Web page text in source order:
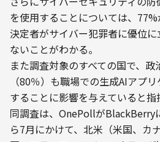
を使用することについては、
決定者がサイバー犯罪者に優位
ないことがわかる。
また調査対象のすべての国で、
（80％）も職場での生成AIアプ
することに影響を与えていると指
同調査は、OnePollがBlackBerry
ら7月にかけて、北米（米国、カ